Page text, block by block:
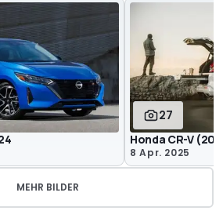
27
Honda CR-V
8 Apr. 2025
MEHR BILDER